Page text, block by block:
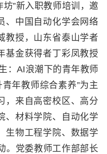
”新入职教师培训，邀
、中国自动化学会网络
教授，山东省泰山学者
基金获得者丁彩凤教授
：AI浪潮下的青年教师
年教师综合素养”为主
，来自高密校区、高分
、材料学院、自动化学
生物工程学院、数据学
。党委教师工作部部长